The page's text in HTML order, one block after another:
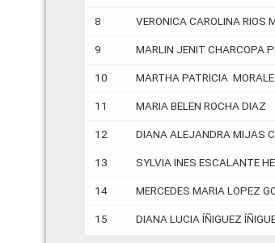
8 VERONICA CAROLINA RIOS
9 MARLIN JENIT CHARCOPA
10 MARTHA PATRICIA
11 MARIA BELEN ROCHA DIAZ
12 DIANA ALEJANDRA MIJAS
13 SYLVIA INES ESCALANTE
14 MERCEDES MARIA LOPEZ
15 DIANA LUCIA ÍÑIGUEZ